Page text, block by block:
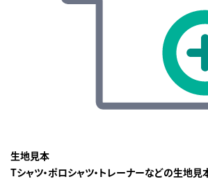
生地見本
Tシャツ・ポロシャツ・トレーナーなどの生地見